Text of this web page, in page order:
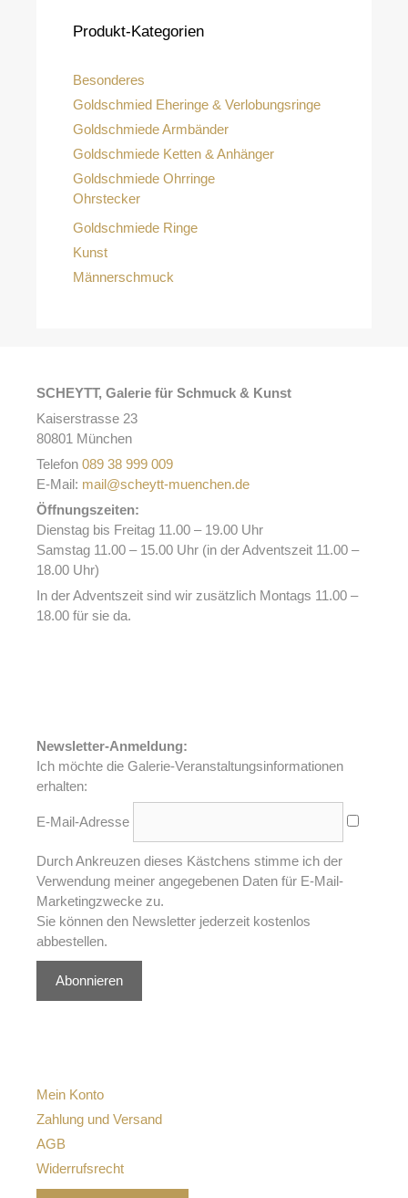
Produkt-Kategorien
Besonderes
Goldschmied Eheringe & Verlobungsringe
Goldschmiede Armbänder
Goldschmiede Ketten & Anhänger
Goldschmiede Ohrringe
Ohrstecker
Goldschmiede Ringe
Kunst
Männerschmuck
SCHEYTT, Galerie für Schmuck & Kunst
Kaiserstrasse 23
80801 München
Telefon 089 38 999 009
E-Mail: mail@scheytt-muenchen.de
Öffnungszeiten:
Dienstag bis Freitag 11.00 – 19.00 Uhr
Samstag 11.00 – 15.00 Uhr (in der Adventszeit 11.00 –
18.00 Uhr)
In der Adventszeit sind wir zusätzlich Montags 11.00 –
18.00 für sie da.
Newsletter-Anmeldung:
Ich möchte die Galerie-Veranstaltungsinformationen
erhalten:
E-Mail-Adresse
Durch Ankreuzen dieses Kästchens stimme ich der
Verwendung meiner angegebenen Daten für E-Mail-
Marketingzwecke zu.
Sie können den Newsletter jederzeit kostenlos
abbestellen.
Abonnieren
Mein Konto
Zahlung und Versand
AGB
Widerrufsrecht